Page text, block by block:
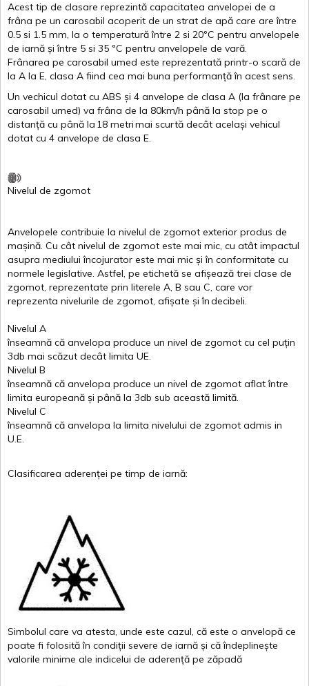
Acest tip de clasare reprezintă capacitatea anvelopei de a
frâna pe un carosabil acoperit de un strat de apă care areîntre
0.5 si 1.5 mm, la o temperatură între 2 si 20ºC pentru anvelopele
de iarnă și între 5 si 35 ºC pentru anvelopele de vară.
Frânarea pe carosabil umed este reprezentată printr-o scară de
la A la E, clasa A fiind cea mai buna performanță în acest sens.
Un vechicul dotat cu ABS și 4 anvelope de clasa A (la frânare pe
carosabil umed) va frâna de la 80km/h până la stop pe o
distanță cu până la 18 metrimai scurtă decât același vehicul
dotat cu 4 anvelope de clasa E.
Nivelul de zgomot
Anvelopele contribuie la nivelul de zgomot exterior produs de
mașină. Cu cât nivelul de zgomot este mai mic, cu atât impactul
asupra mediului încojurator este mai mic și în conformitate cu
normele legislative. Astfel, pe etichetă se afișează trei clase de
zgomot, reprezentate prin literele A, B sau C, care vor
reprezenta nivelurile de zgomot, afișate și îndecibeli.
Nivelul A
înseamnă că anvelopa produce un nivel de zgomot cu cel puțin
3db mai scăzut decât limita UE.
Nivelul B
înseamnă că anvelopa produce un nivel de zgomot aflat între
limita europeană și până la 3db sub această limită.
Nivelul C
înseamnă că anvelopa la limita nivelului de zgomot admis in
U.E.
Clasificarea aderenței pe timp de iarnă:
Simbolul care va atesta, unde este cazul, că este o anvelopă ce
poate fi folosită în condiții severe de iarnă și că îndeplinește
valorile minime ale indicelui de aderență pe zăpadă